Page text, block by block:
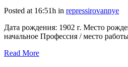
Posted at 16:51h in repressirovannye
Дата рождения: 1902 г. Место
начальное Профессия / место
Read More